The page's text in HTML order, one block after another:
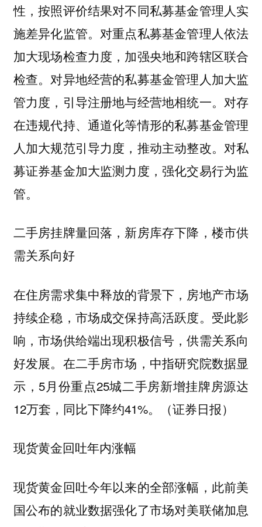
性，按照评价结果对不同私募基金管理人实
施差异化监管。对重点私募基金管理人依法
加大现场检查力度，加强央地和跨辖区联合
检查。对异地经营的私募基金管理人加大监
管力度，引导注册地与经营地相统一。对存
在违规代持、通道化等情形的私募基金管理
人加大规范引导力度，推动主动整改。对私
募证券基金加大监测力度，强化交易行为监
管。
二手房挂牌量回落，新房库存下降，楼市供
需关系向好
在住房需求集中释放的背景下，房地产市场
持续企稳，市场成交保持高活跃度。受此影
响，市场供给端出现积极信号，供需关系向
好发展。在二手房市场，中指研究院数据显
示，5月份重点25城二手房新增挂牌房源达
12万套，同比下降约41%。（证券日报）
现货黄金回吐年内涨幅
现货黄金回吐今年以来的全部涨幅，此前美
国公布的就业数据强化了市场对美联储加息